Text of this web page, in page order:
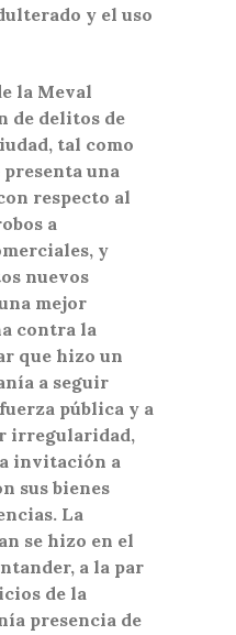
y el uso
la Meval
de delitos de
tal como
una
respecto al
a
y
nuevos
mejor
contra la
que hizo un
a seguir
pública y a
irregularidad,
invitación a
sus bienes
La
se hizo en el
a la par
de la
presencia de